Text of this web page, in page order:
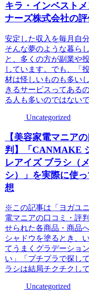
キラ・インベスト
ナーズ株式会社の
安定した収入を毎月自
そんな夢のような暮ら
と、多くの方が副業や
しています。でも、「
材は怪しいものも多い
きるサービスってある
る人も多いのではない
Uncategorized
【美容家電マニア
判】「CANMAKE
レアイズ ブラシ（
シ）」を実際に使
想
※この記事は「ヨガユ
電マニアの口コミ・評
せられた各商品・商品
シャドウを塗るとき、
てうまくグラデーショ
い」「プチプラで探し
ラシは結局チクチクし
Uncategorized